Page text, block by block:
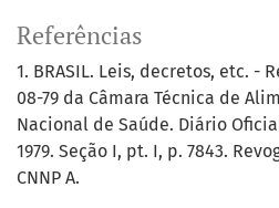
Referências
1. BRASIL. Leis, decretos, etc. -
08-79 da Câmara Técnica de
Nacional de Saúde. Diário
1979. Seção I, pt. I, p. 7843.
CNNP A.